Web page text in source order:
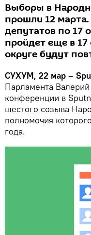
Выборы в
прошли 12
депутатов по 17
пройдет еще в
округе будут
СУХУМ, 22 мар –
Парламента
конференции в
шестого созыва
полномочия
года.